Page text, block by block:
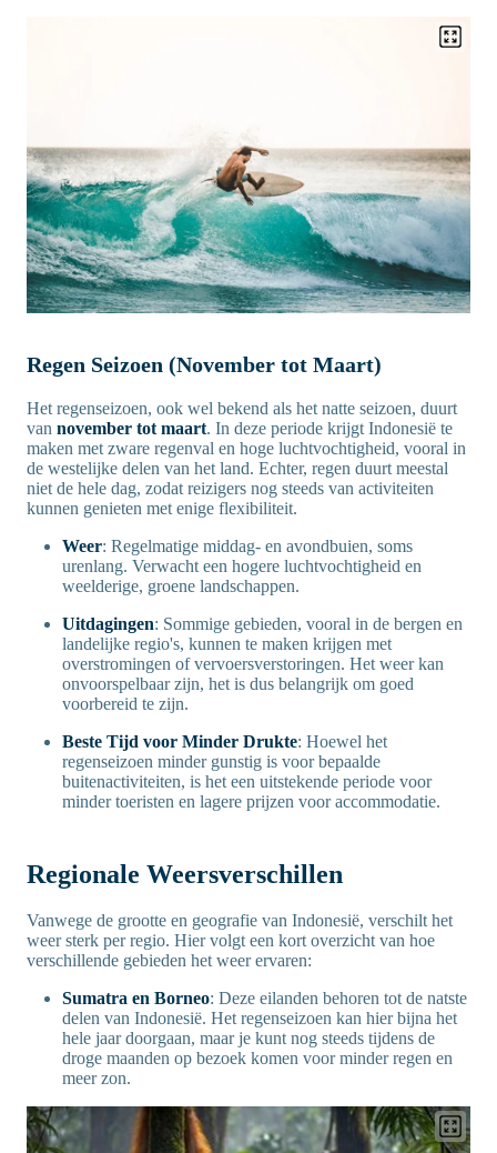
Regen Seizoen (November tot Maart)
Het regenseizoen, ook wel bekend als het natte seizoen, duurt
van november tot maart. In deze periode krijgt Indonesië te
maken met zware regenval en hoge luchtvochtigheid, vooral in
de westelijke delen van het land. Echter, regen duurt meestal
niet de hele dag, zodat reizigers nog steeds van activiteiten
kunnen genieten met enige flexibiliteit.
Weer: Regelmatige middag- en avondbuien, soms
urenlang. Verwacht een hogere luchtvochtigheid en
weelderige, groene landschappen.
Uitdagingen: Sommige gebieden, vooral in de bergen en
landelijke regio's, kunnen te maken krijgen met
overstromingen of vervoersverstoringen. Het weer kan
onvoorspelbaar zijn, het is dus belangrijk om goed
voorbereid te zijn.
Beste Tijd voor Minder Drukte: Hoewel het
regenseizoen minder gunstig is voor bepaalde
buitenactiviteiten, is het een uitstekende periode voor
minder toeristen en lagere prijzen voor accommodatie.
Regionale Weersverschillen
Vanwege de grootte en geografie van Indonesië, verschilt het
weer sterk per regio. Hier volgt een kort overzicht van hoe
verschillende gebieden het weer ervaren:
Sumatra en Borneo: Deze eilanden behoren tot de natste
delen van Indonesië. Het regenseizoen kan hier bijna het
hele jaar doorgaan, maar je kunt nog steeds tijdens de
droge maanden op bezoek komen voor minder regen en
meer zon.